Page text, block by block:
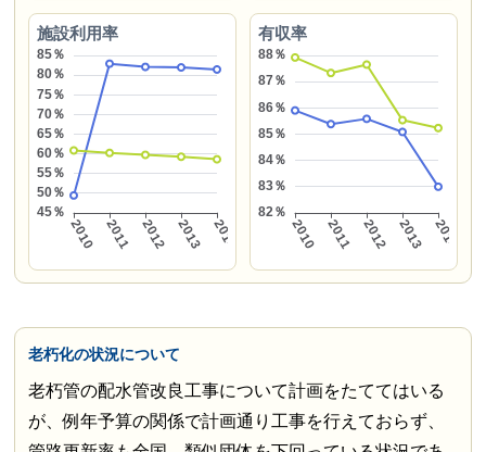
施設利用率 有収率
老朽化の状況について
老朽管の配水管改良工事について計画をたててはいる
が、例年予算の関係で計画通り工事を行えておらず、